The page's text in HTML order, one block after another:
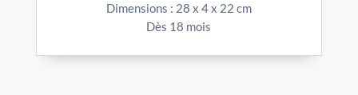
Dimensions : 28 x 4 x 22 cm
Dès 18 mois